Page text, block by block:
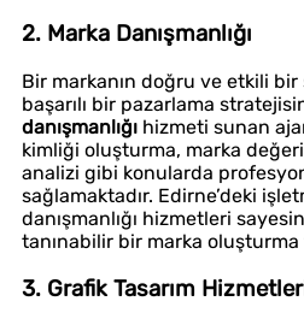
2. Marka Danışmanlığı
Bir markanın doğru ve etkili
başarılı bir pazarlama
danışmanlığı hizmeti sunan
kimliği oluşturma, marka
analizi gibi konularda
sağlamaktadır. Edirne’deki
danışmanlığı hizmetleri
tanınabilir bir marka oluşturma
3. Grafik Tasarım